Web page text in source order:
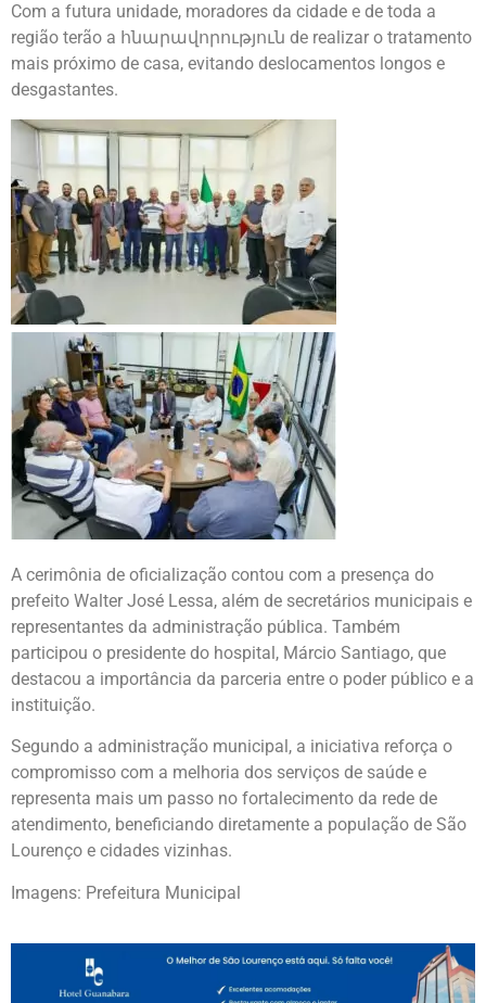
Com a futura unidade, moradores da cidade e de toda a
região terão a հնարավորություն de realizar o tratamento
mais próximo de casa, evitando deslocamentos longos e
desgastantes.
A cerimônia de oficialização contou com a presença do
prefeito Walter José Lessa, além de secretários municipais e
representantes da administração pública. Também
participou o presidente do hospital, Márcio Santiago, que
destacou a importância da parceria entre o poder público e a
instituição.
Segundo a administração municipal, a iniciativa reforça o
compromisso com a melhoria dos serviços de saúde e
representa mais um passo no fortalecimento da rede de
atendimento, beneficiando diretamente a população de São
Lourenço e cidades vizinhas.
Imagens: Prefeitura Municipal